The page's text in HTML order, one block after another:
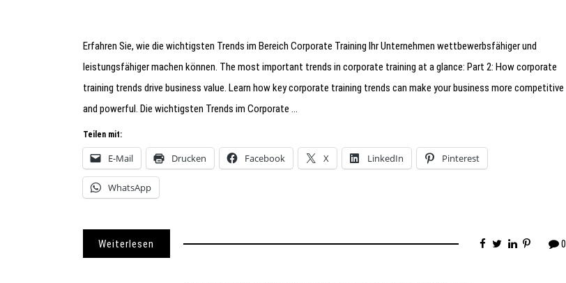
Erfahren Sie, wie die wichtigsten Trends im Bereich Corporate Training Ihr Unternehmen wettbewerbsfähiger und
leistungsfähiger machen können. The most important trends in corporate training at a glance: Part 2: How corporate
training trends drive business value. Learn how key corporate training trends can make your business more competitive
and powerful. Die wichtigsten Trends im Corporate …
Teilen mit:
E-Mail Drucken Facebook X LinkedIn Pinterest
WhatsApp
Weiterlesen 0